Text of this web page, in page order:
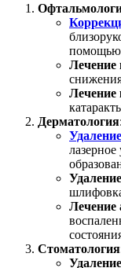
помощью
Лечение
Лечение
Дерматология:
Лечение
Стоматология